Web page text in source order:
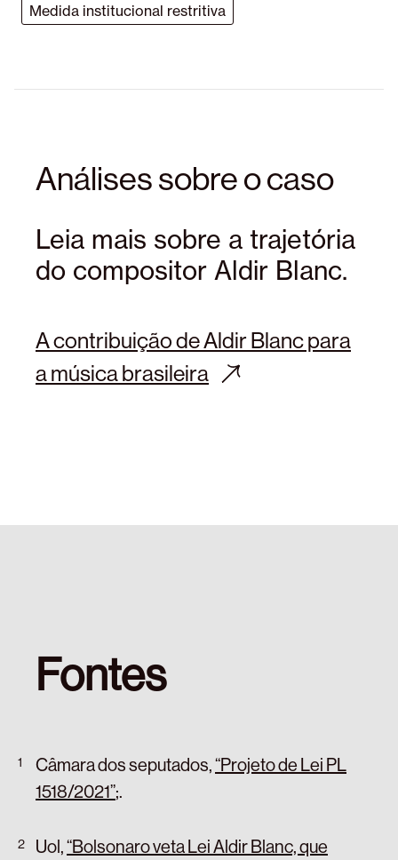
Medida institucional restritiva
Análises sobre o caso
Leia mais sobre a trajetória
do compositor Aldir Blanc.
A contribuição de Aldir Blanc para
a música brasileira
Fontes
Câmara dos seputados,“Projeto de Lei PL
1518/2021”;.
Uol,“Bolsonaro veta Lei Aldir Blanc, que